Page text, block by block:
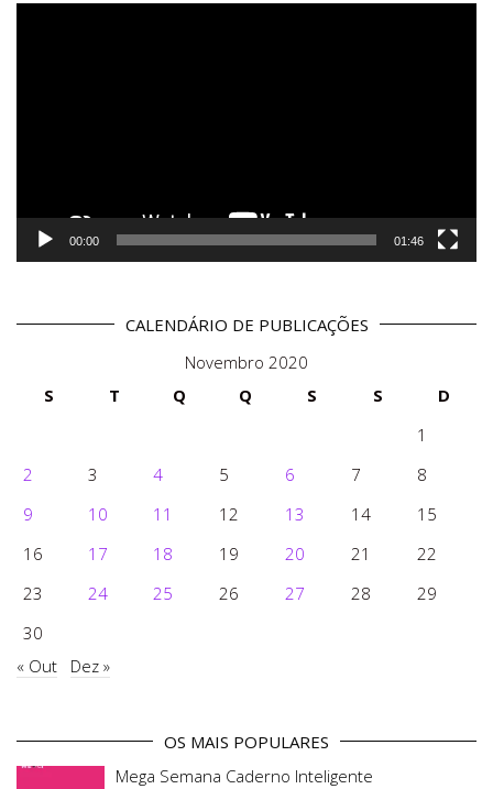
00:00 01:46
CALENDÁRIO DE PUBLICAÇÕES
Novembro 2020
S
T Q Q S S
D
1
2
3 4 5 6 7
8
9
10 11 12 13 14
15
16
17 18 19 20 21
22
23
24 25 26 27 28
29
30
« Out
Dez »
OS MAIS POPULARES
Mega Semana Caderno Inteligente